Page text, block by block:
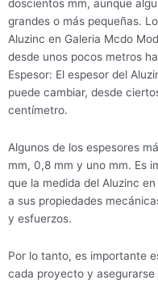
doscientos mm, aunque
grandes o más pequeñas.
Aluzinc en Galeria Mcdo
desde unos pocos metros
Espesor: El espesor del
puede cambiar, desde
centímetro.
Algunos de los espesores
mm, 0,8 mm y uno mm. Es
que la medida del Aluzinc
a sus propiedades
y esfuerzos.
Por lo tanto, es importante
cada proyecto y